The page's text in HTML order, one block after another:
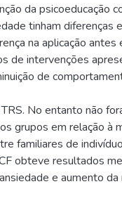
da psicoeducação
tinham diferenças
na aplicação antes
de intervenções
de
No entanto não
grupos em relação à
familiares de
obteve resultados
e aumento da